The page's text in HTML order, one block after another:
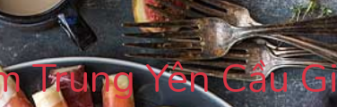
Trung Yên Cầu